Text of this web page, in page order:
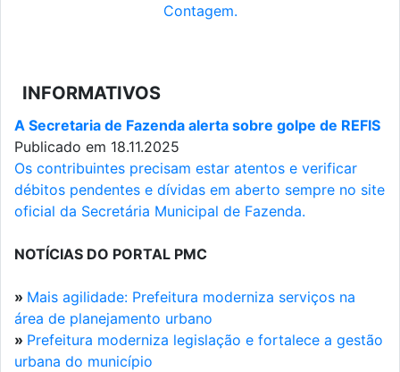
Contagem.
INFORMATIVOS
A Secretaria de Fazenda alerta sobre golpe de REFIS
Publicado em 18.11.2025
Os contribuintes precisam estar atentos e verificar
débitos pendentes e dívidas em aberto sempre no site
oficial da Secretária Municipal de Fazenda.
NOTÍCIAS DO PORTAL PMC
» Mais agilidade: Prefeitura moderniza serviços na
área de planejamento urbano
» Prefeitura moderniza legislação e fortalece a gestão
urbana do município